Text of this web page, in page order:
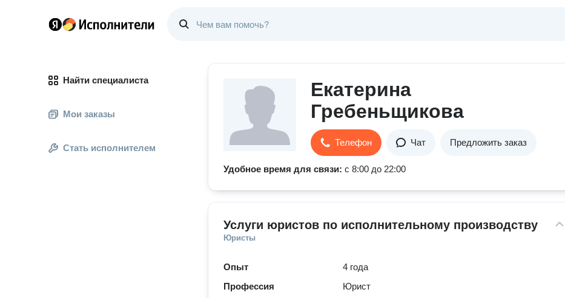
Найти специалиста
Мои заказы
Стать исполнителем
Екатерина
Гребеньщикова
Телефон Чат Предложить заказ
Удобное время для связи: с 8:00 до 22:00
Услуги юристов по исполнительному производству
Юристы
Опыт
4 года
Профессия
Юрист